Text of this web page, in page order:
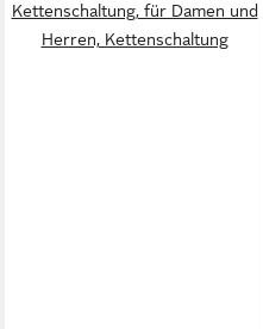
Kettenschaltung, für Damen und
Herren, Kettenschaltung